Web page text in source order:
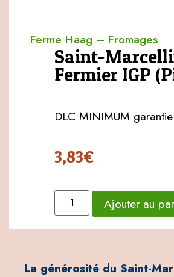
Ferme Haag – Fromages
Saint-
Fermier IGP
DLC MINIMUM
3,83€
Ajouter au
La générosité du Saint-